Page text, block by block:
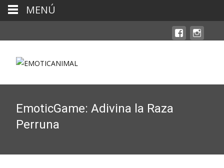
EmoticGame: Adivina la Raza
Perruna
MENÚ